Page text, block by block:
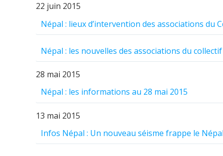
22 juin 2015
Népal : lieux d’intervention des associations du
Népal : les nouvelles des associations du collectif
28 mai 2015
Népal : les informations au 28 mai 2015
13 mai 2015
Infos Népal : Un nouveau séisme frappe le Népal